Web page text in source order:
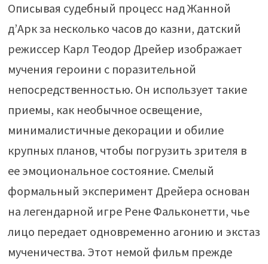
Описывая судебный процесс над Жанной
д’Арк за несколько часов до казни, датский
режиссер Карл Теодор Дрейер изображает
мучения героини с поразительной
непосредственностью. Он использует такие
приемы, как необычное освещение,
минималистичные декорации и обилие
крупных планов, чтобы погрузить зрителя в
ее эмоциональное состояние. Смелый
формальный эксперимент Дрейера основан
на легендарной игре Рене Фальконетти, чье
лицо передает одновременно агонию и экстаз
мученичества. Этот немой фильм прежде